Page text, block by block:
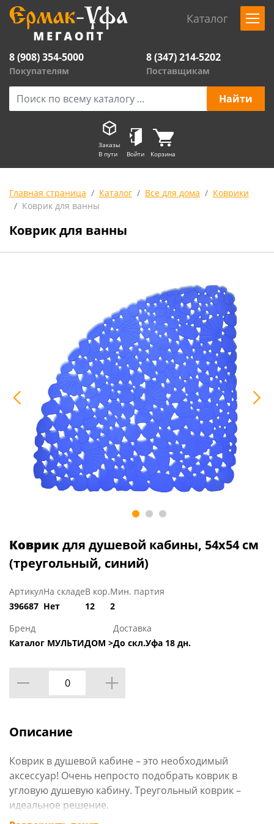
Каталог
8 (908) 354-5000
Покупателям
8 (347) 214-5202
Поставщикам
Заказы
В пути
Войти Корзина
Главная страница Каталог Все для дома
Коврики
Коврик для ванны
Коврик для ванны
Коврикдля душевой кабины, 54х54 см
(треугольный, синий)
Артикул
396687
На складе
Нет
В кор.
12
Мин. партия
2
Бренд
Каталог МУЛЬТИДОМ >
Доставка
До скл.Уфа 18 дн.
Описание
Коврик в душевой кабине – это необходимый
аксессуар! Очень непросто подобрать коврик в
угловую душевую кабину. Треугольный коврик –
идеальное решение.
Помимо эстетической составляющей и украшения